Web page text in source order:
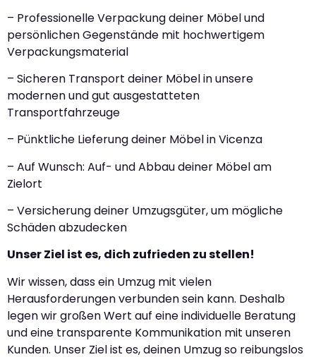
– Professionelle Verpackung deiner Möbel und
persönlichen Gegenstände mit hochwertigem
Verpackungsmaterial
– Sicheren Transport deiner Möbel in unsere
modernen und gut ausgestatteten
Transportfahrzeuge
– Pünktliche Lieferung deiner Möbel in Vicenza
– Auf Wunsch: Auf- und Abbau deiner Möbel am
Zielort
– Versicherung deiner Umzugsgüter, um mögliche
Schäden abzudecken
Unser Ziel ist es, dich zufrieden zu stellen!
Wir wissen, dass ein Umzug mit vielen
Herausforderungen verbunden sein kann. Deshalb
legen wir großen Wert auf eine individuelle Beratung
und eine transparente Kommunikation mit unseren
Kunden. Unser Ziel ist es, deinen Umzug so reibungslos